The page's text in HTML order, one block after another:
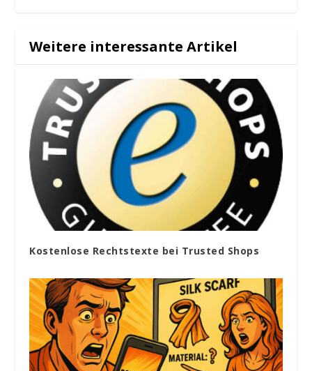
Weitere interessante Artikel
Kostenlose Rechtstexte bei Trusted Shops